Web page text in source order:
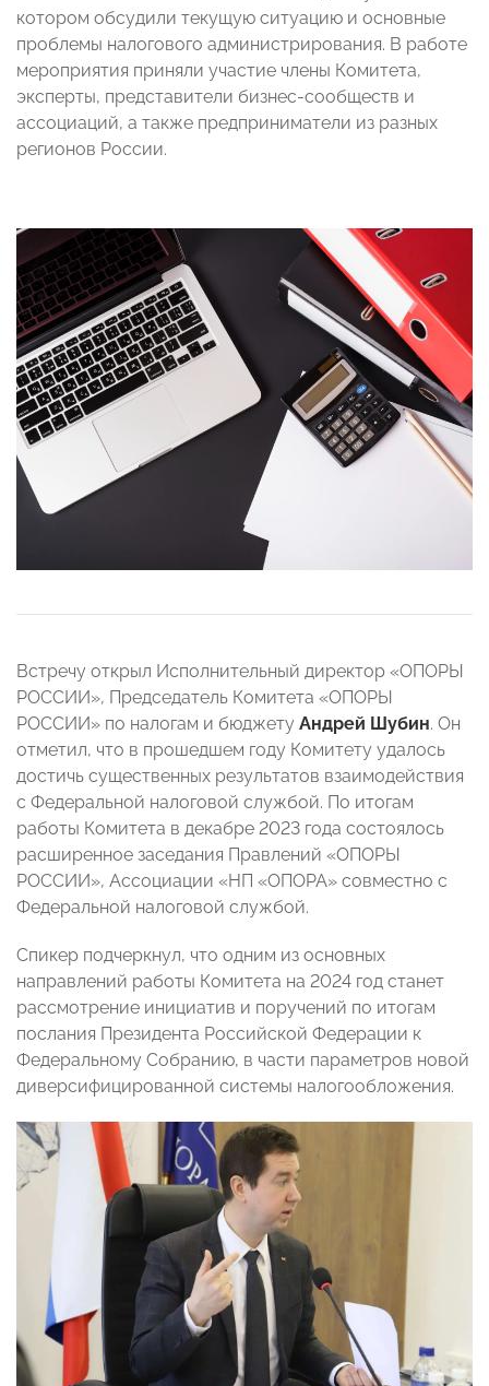
котором обсудили текущую ситуацию и основные
проблемы налогового администрирования. В работе
мероприятия приняли участие члены Комитета,
эксперты, представители бизнес-сообществ и
ассоциаций, а также предприниматели из разных
регионов России.
Встречу открыл Исполнительный директор «ОПОРЫ
РОССИИ», Председатель Комитета «ОПОРЫ
РОССИИ» по налогам и бюджету Андрей Шубин. Он
отметил, что в прошедшем году Комитету удалось
достичь существенных результатов взаимодействия
с Федеральной налоговой службой. По итогам
работы Комитета в декабре 2023 года состоялось
расширенное заседания Правлений «ОПОРЫ
РОССИИ», Ассоциации «НП «ОПОРА» совместно с
Федеральной налоговой службой.
Спикер подчеркнул, что одним из основных
направлений работы Комитета на 2024 год станет
рассмотрение инициатив и поручений по итогам
послания Президента Российской Федерации к
Федеральному Собранию, в части параметров новой
диверсифицированной системы налогообложения.